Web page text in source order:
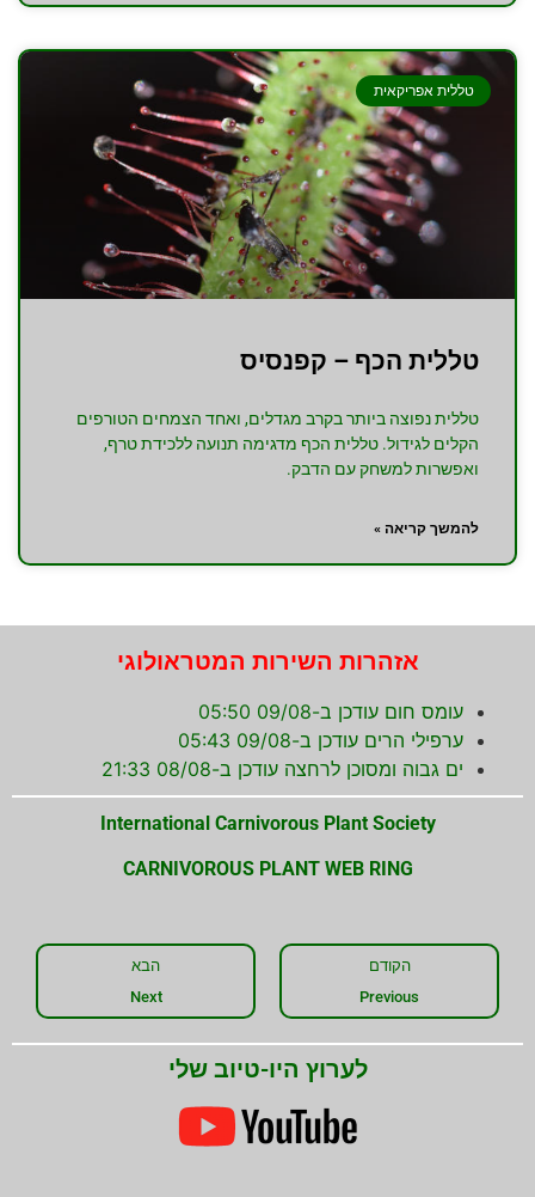
טללית אפריקאית
טללית הכף – קפנסיס
טללית נפוצה ביותר בקרב מגדלים, ואחד הצמחים הטורפים
הקלים לגידול. טללית הכף מדגימה תנועה ללכידת טרף,
ואפשרות למשחק עם הדבק.
להמשך קריאה »
אזהרות השירות המטראולוגי
עומס חום עודכן ב-09/08 05:50
ערפילי הרים עודכן ב-09/08 05:43
ים גבוה ומסוכן לרחצה עודכן ב-08/08 21:33
International Carnivorous Plant Society
CARNIVOROUS PLANT WEB RING
הקודם
Previous
הבא
Next
לערוץ היו-טיוב שלי